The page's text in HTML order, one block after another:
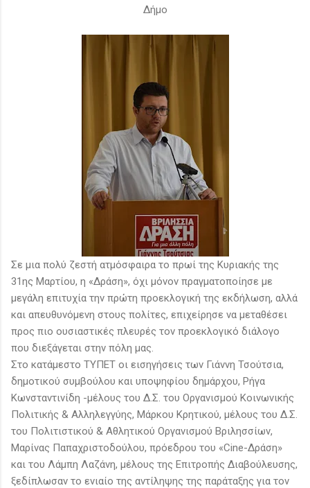
Δήμο
Σε μια πολύ ζεστή ατμόσφαιρα το πρωί της Κυριακής της
31ης Μαρτίου, η «Δράση», όχι μόνον πραγματοποίησε με
μεγάλη επιτυχία την πρώτη προεκλογική της εκδήλωση, αλλά
και απευθυνόμενη στους πολίτες, επιχείρησε να μεταθέσει
προς πιο ουσιαστικές πλευρές τον προεκλογικό διάλογο
που διεξάγεται στην πόλη μας.
Στο κατάμεστο ΤΥΠΕΤ οι εισηγήσεις των Γιάννη Τσούτσια,
δημοτικού συμβούλου και υποψηφίου δημάρχου, Ρήγα
Κωνσταντινίδη -μέλους του Δ.Σ. του Οργανισμού Κοινωνικής
Πολιτικής & Αλληλεγγύης, Μάρκου Κρητικού, μέλους του Δ.Σ.
του Πολιτιστικού & Αθλητικού Οργανισμού Βριλησσίων,
Μαρίνας Παπαχριστοδούλου, πρόεδρου του «Cine-Δράση»
και του Λάμπη Λαζάνη, μέλους της Επιτροπής Διαβούλευσης,
ξεδίπλωσαν το ενιαίο της αντίληψης της παράταξης για τον